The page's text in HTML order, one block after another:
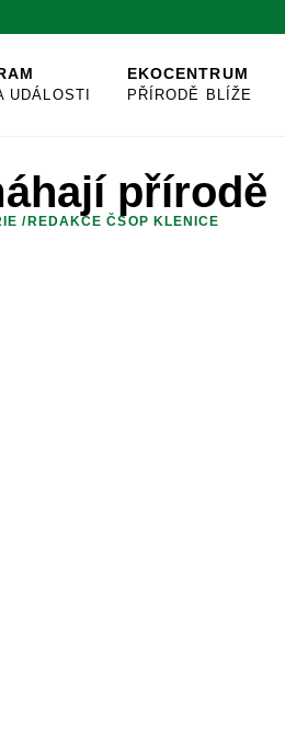
UDÁLOSTI
EKOCENTRUM
PŘÍRODĚ BLÍŽE
přírodě
/ REDAKCE ČSOP KLENICE